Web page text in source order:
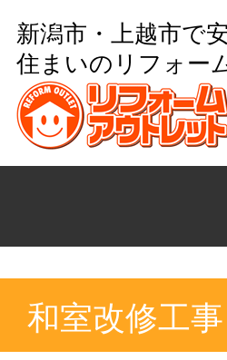
新潟市・上越市で
住まいのリフォー
和室改修工